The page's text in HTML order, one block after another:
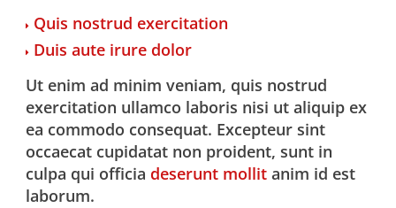
Quis nostrud exercitation
Duis aute irure dolor
Ut enim ad minim veniam, quis nostrud
exercitation ullamco laboris nisi ut aliquip ex
ea commodo consequat. Excepteur sint
occaecat cupidatat non proident, sunt in
culpa qui officia deserunt mollit anim id est
laborum.